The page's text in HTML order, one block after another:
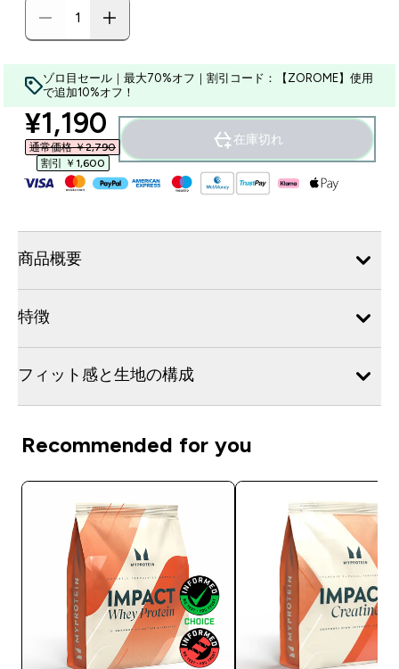
ゾロ目セール｜最大70%オフ｜割引コード：【ZOROME】使用
で追加10%オフ！
discounted price
¥1,190‎
通常価格 ￥2,790‎
割引 ￥1,600‎
在庫切れ
商品概要
特徴
フィット感と生地の構成
Recommended for you